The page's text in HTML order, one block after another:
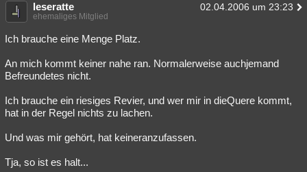
leseratte 02.04.2006 um 23:23
ehemaliges Mitglied
Ich brauche eine Menge Platz.
An mich kommt keiner nahe ran. Normalerweise auchjemand
Befreundetes nicht.
Ich brauche ein riesiges Revier, und wer mir in dieQuere kommt,
hat in der Regel nichts zu lachen.
Und was mir gehört, hat keineranzufassen.
Tja, so ist es halt...